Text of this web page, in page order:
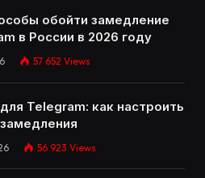
обойти замедление
в России в 2026 году
57 652 Views
Telegram: как настроить
56 923 Views